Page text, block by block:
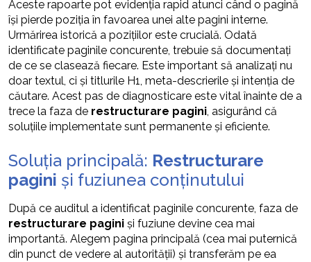
Aceste rapoarte pot evidenția rapid atunci când o pagină
își pierde poziția în favoarea unei alte pagini interne.
Urmărirea istorică a pozițiilor este crucială. Odată
identificate paginile concurente, trebuie să documentați
de ce se clasează fiecare. Este important să analizați nu
doar textul, ci și titlurile H1, meta-descrierile și intenția de
căutare. Acest pas de diagnosticare este vital înainte de a
trece la faza de restructurare pagini, asigurând că
soluțiile implementate sunt permanente și eficiente.
Soluția principală: Restructurare
pagini și fuziunea conținutului
După ce auditul a identificat paginile concurente, faza de
restructurare pagini și fuziune devine cea mai
importantă. Alegem pagina principală (cea mai puternică
din punct de vedere al autorității) și transferăm pe ea